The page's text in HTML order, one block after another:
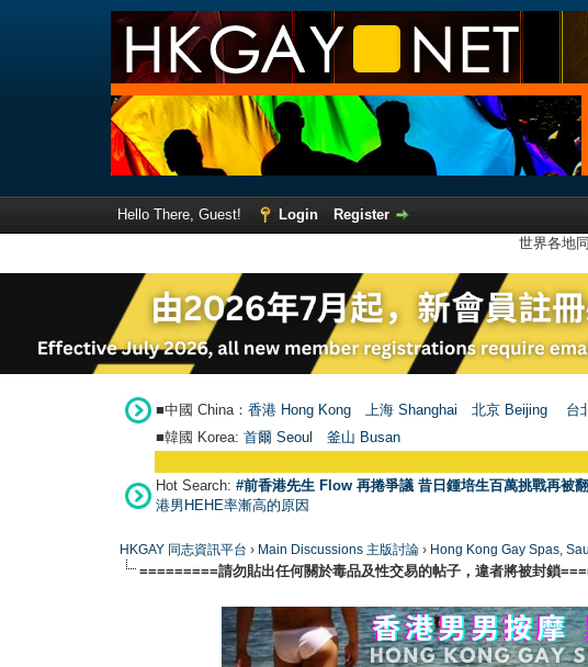
Hello There, Guest! Login
Register
世界各地
■中國 China： 香港 Hong Kong 上海 Shanghai 北京 Beijing 台
■韓國 Korea: 首爾 Seou 釜山 Busan
Hot Search: #前香港先生 Flow 再捲爭議 昔日鍾培生百萬挑戰再被
港男HEHE率漸高的原因
HKGAY 同志資訊平台 › Main Discussions 主版討論 › Hong Kong Gay Spas,
=========請勿貼出任何關於毒品及性交易的帖子，違者將被封鎖